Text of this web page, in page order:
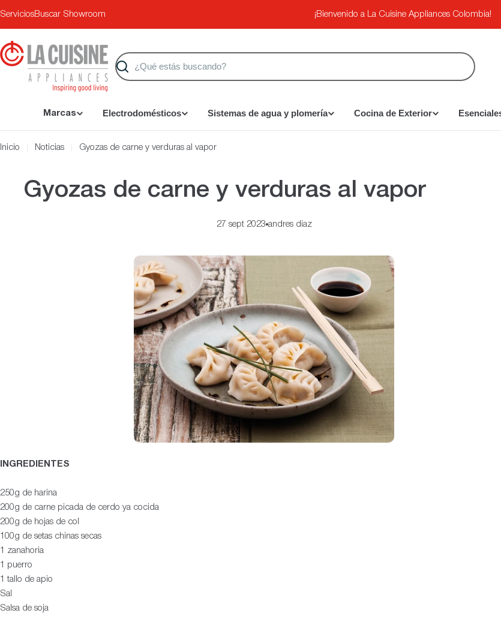
ServiciosBuscar Showroom ¡Bienvenido a La Cuisine Appliances Colombia!
Buscar
Marcas Electrodomésticos Sistemas de agua y plomería Cocina de Exterior
Inicio Noticias Gyozas de carne y verduras al vapor
Gyozas de carne y verduras al vapor
27 sept 2023 andres diaz
INGREDIENTES
250g de harina
200g de carne picada de cerdo ya cocida
200g de hojas de col
100g de setas chinas secas
1 zanahoria
1 puerro
1 tallo de apio
Sal
Salsa de soja